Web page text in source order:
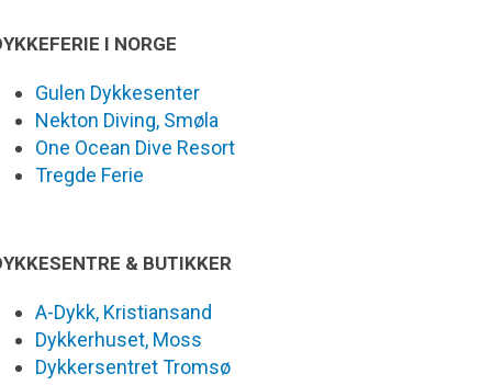
I NORGE
Gulen Dykkesenter
Nekton Diving, Smøla
One Ocean Dive Resort
Tregde Ferie
& BUTIKKER
A-Dykk, Kristiansand
Dykkerhuset, Moss
Dykkersentret Tromsø